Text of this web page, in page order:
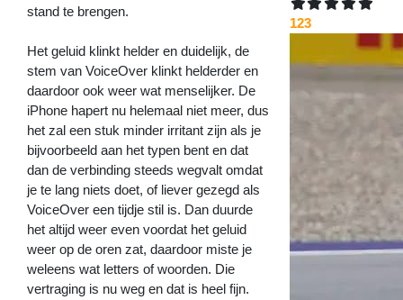
stand te brengen.
Het geluid klinkt helder en duidelijk, de
stem van VoiceOver klinkt helderder en
daardoor ook weer wat menselijker. De
iPhone hapert nu helemaal niet meer, dus
het zal een stuk minder irritant zijn als je
bijvoorbeeld aan het typen bent en dat
dan de verbinding steeds wegvalt omdat
je te lang niets doet, of liever gezegd als
VoiceOver een tijdje stil is. Dan duurde
het altijd weer even voordat het geluid
weer op de oren zat, daardoor miste je
weleens wat letters of woorden. Die
vertraging is nu weg en dat is heel fijn.
123